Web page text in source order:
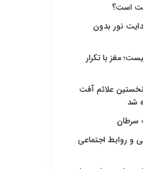
است؟
نور بدون
مغز با تکرار
علائم آفت
شد
سرطان
و روابط اجتماعی